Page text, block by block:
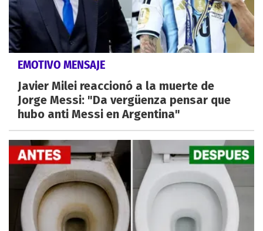
EMOTIVO MENSAJE
Javier Milei reaccionó a la muerte de
Jorge Messi: "Da vergüenza pensar que
hubo anti Messi en Argentina"